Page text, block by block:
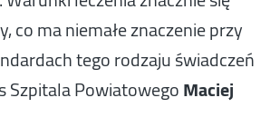
co ma niemałe znaczenie przy
tego rodzaju świadczeń
Szpitala PowiatowegoMaciej